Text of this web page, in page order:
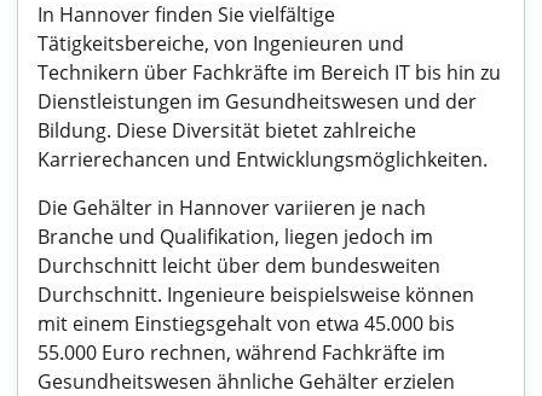
In Hannover finden Sie vielfältige
Tätigkeitsbereiche, von Ingenieuren und
Technikern über Fachkräfte im Bereich IT bis hin zu
Dienstleistungen im Gesundheitswesen und der
Bildung. Diese Diversität bietet zahlreiche
Karrierechancen und Entwicklungsmöglichkeiten.
Die Gehälter in Hannover variieren je nach
Branche und Qualifikation, liegen jedoch im
Durchschnitt leicht über dem bundesweiten
Durchschnitt. Ingenieure beispielsweise können
mit einem Einstiegsgehalt von etwa 45.000 bis
55.000 Euro rechnen, während Fachkräfte im
Gesundheitswesen ähnliche Gehälter erzielen